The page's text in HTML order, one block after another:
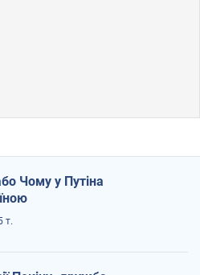
Чому у Путіна
т.